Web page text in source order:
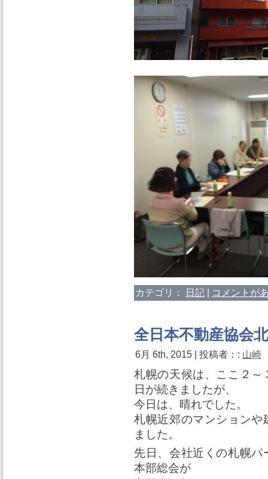
カテゴリ： 日記 | コメントが
全日本不動産協会
6月 6th, 2015 | 投稿者：: 山崎
札幌の天候は、ここ２
日が続きましたが、
今日は、晴れでした。
札幌近郊のマンション
ました。
先日、会社近くの札幌
本部総会が